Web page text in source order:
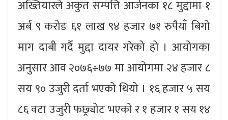
अख्तियारले अकुत सम्पत्ति आर्जनका १८ मुद्दामा १
अर्ब ९ करोड ६१ लाख ९४ हजार ७१ रुपैयाँ बिगो
माग दाबी गर्दै मुद्दा दायर गरेको हो । आयोगका
अनुसार आव २०७६÷७७ मा आयोगमा २४ हजार ८
सय ९० उजुरी दर्ता भएको थियो । १६ हजार ५ सय
८६ वटा उजुरी फछ्र्योट भएको र १ हजार १ सय १४